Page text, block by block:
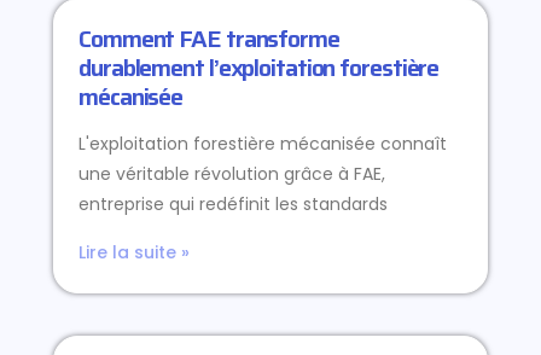
Comment FAE transforme
durablement l’exploitation forestière
mécanisée
L'exploitation forestière mécanisée connaît
une véritable révolution grâce à FAE,
entreprise qui redéfinit les standards
Lire la suite »